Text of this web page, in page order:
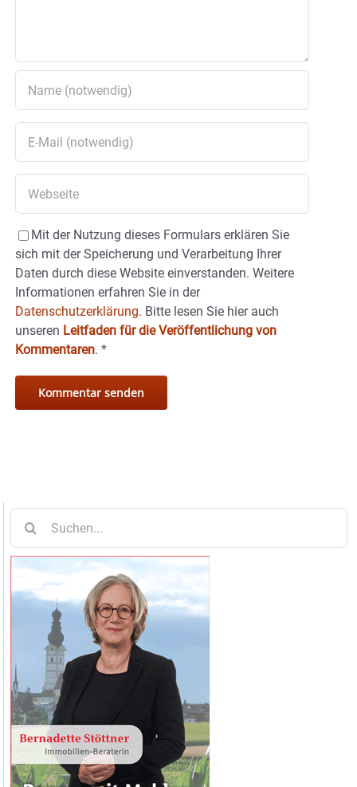
Mit der Nutzung dieses Formulars erklären Sie
sich mit der Speicherung und Verarbeitung Ihrer
Daten durch diese Website einverstanden. Weitere
Informationen erfahren Sie in der
Datenschutzerklärung. Bitte lesen Sie hier auch
unseren Leitfaden für die Veröffentlichung von
Kommentaren. *
nach: